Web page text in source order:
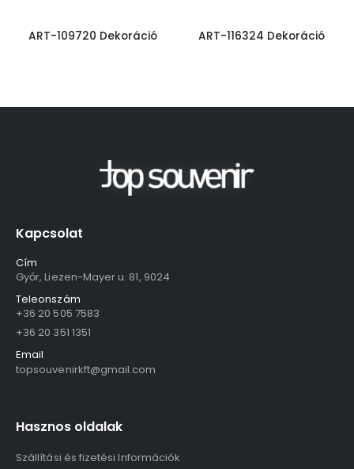
ART-109720 Dekoráció ART-116324 Dekoráció
Kapcsolat
Cím
Győr, Liezen-Mayer u. 81, 9024
Teleonszám
+36 20 505 7583
+36 20 351 1351
Email
topsouvenirkft@gmail.com
Hasznos oldalak
Szállítási és fizetési Információk